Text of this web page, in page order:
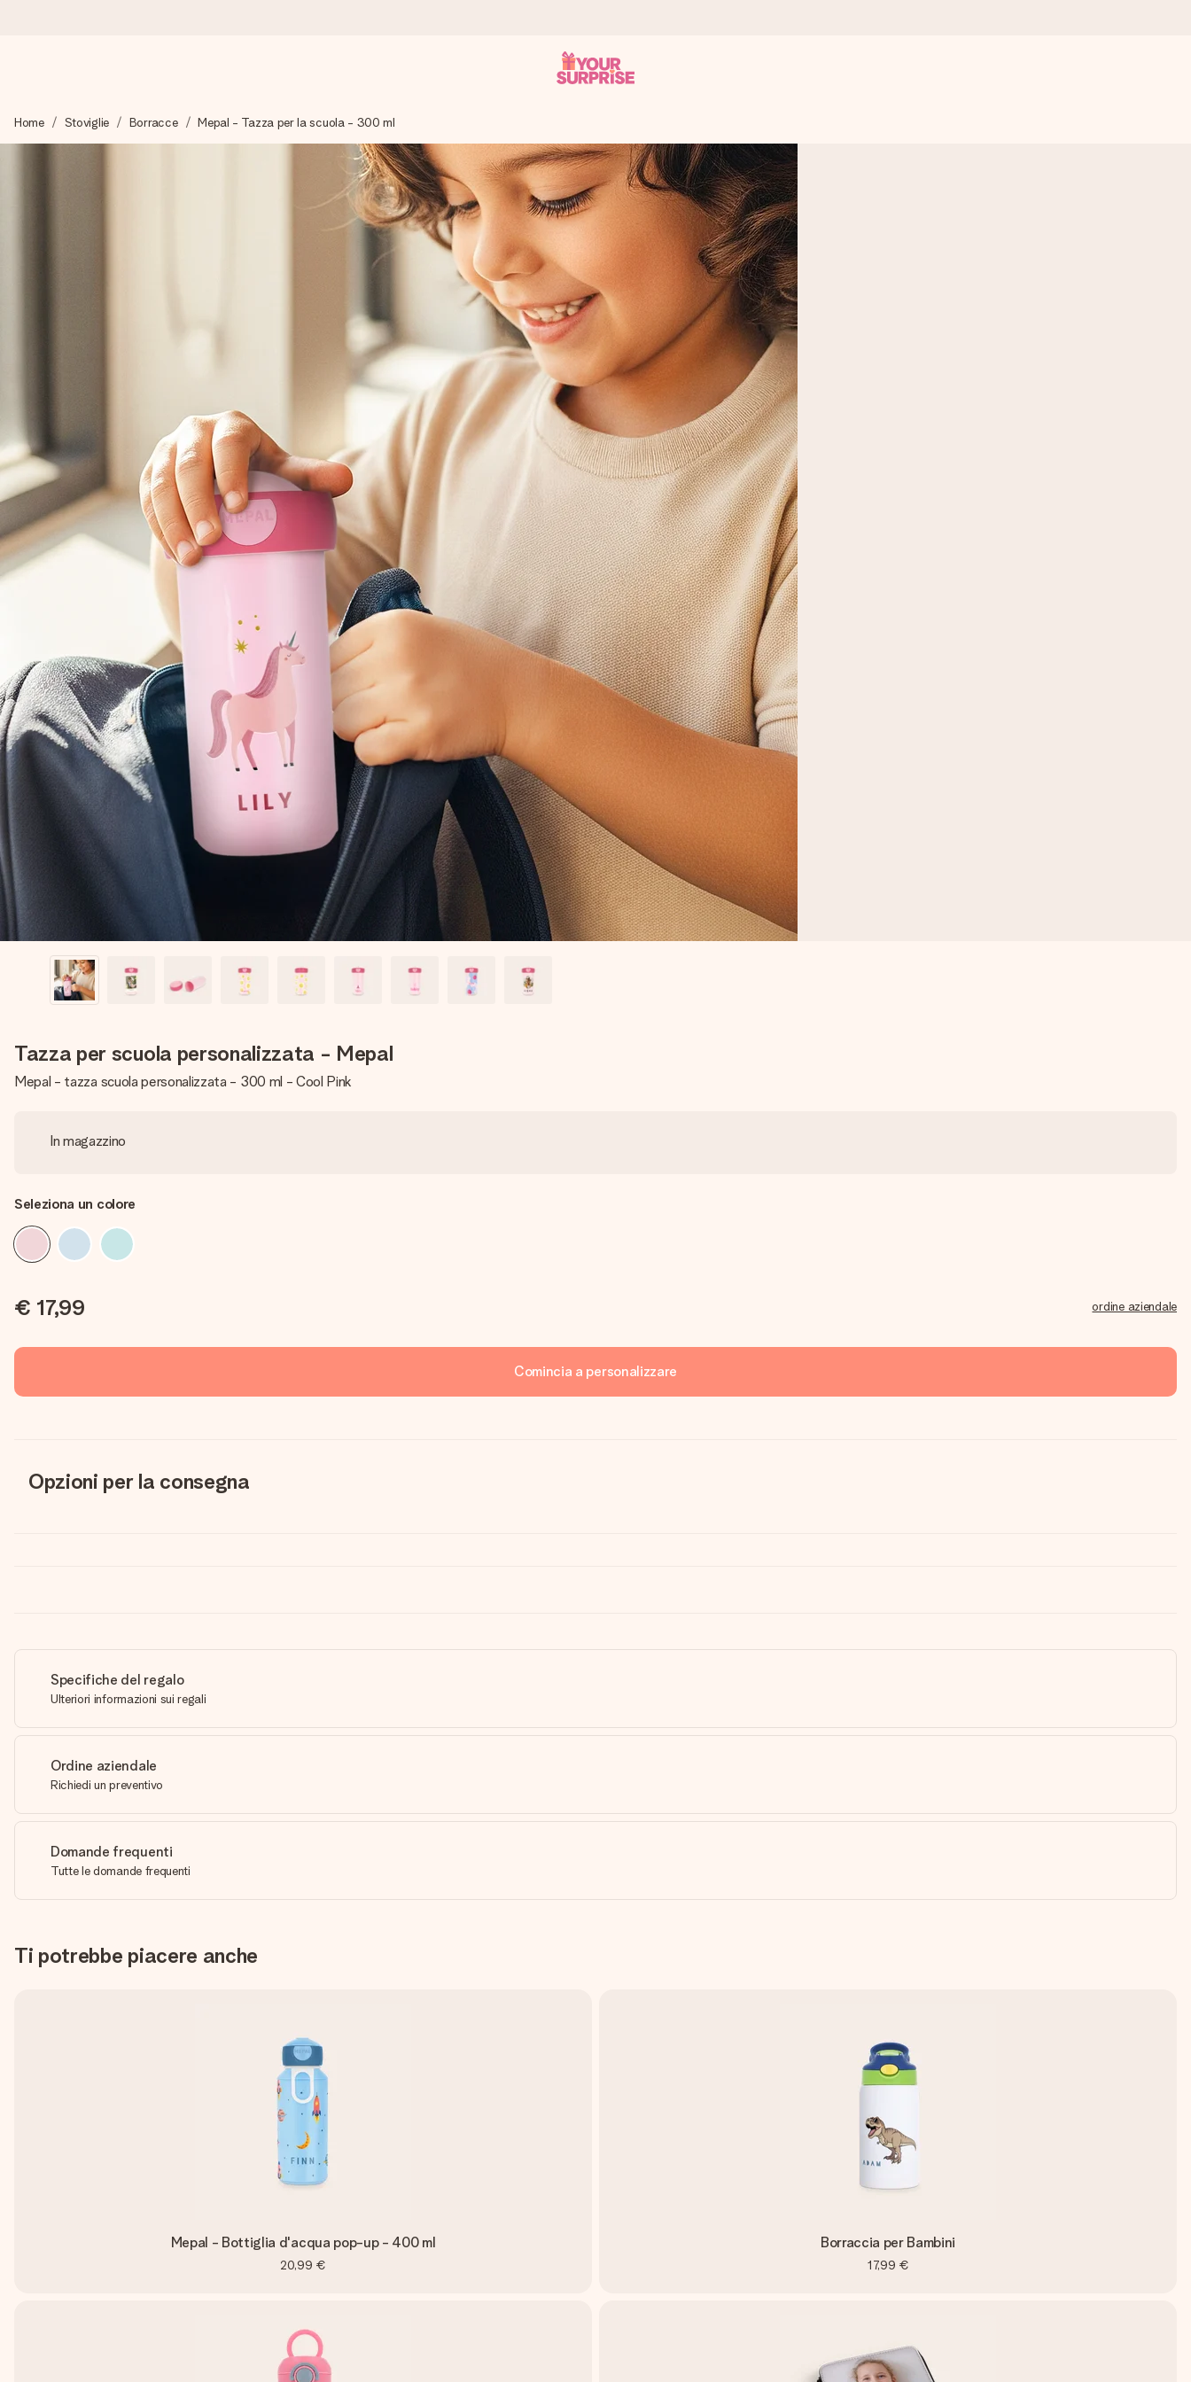
Prepariamo il tuo regalo con attenzione e lo spediamo in un lampo – così potrai consegnarlo al momento giusto, quando conta davvero.
I nostri regali ispirano. I clienti ci valutano 4,7 su Google Reviews.
Realizza qualcosa di unico in pochi passi – con il suo nome, una tua foto o un messaggio che tocchi il cuore. Nessuna complicazione, solo tanto amore per il momento
Home Stoviglie Borracce Mepal - Tazza per la scuola - 300 ml
Tazza per scuola personalizzata - Mepal
Mepal - tazza scuola personalizzata - 300 ml - Cool Pink
In magazzino
Seleziona un colore
€ 17,99 ordine aziendale
Comincia a personalizzare
Opzioni per la consegna
Specifiche del regalo
Ulteriori informazioni sui regali
Ordine aziendale
Richiedi un preventivo
Domande frequenti
Tutte le domande frequenti
Ti potrebbe piacere anche
Mepal - Bottiglia d'acqua pop-up - 400 ml
20,99 €
Borraccia per Bambini
17,99 €